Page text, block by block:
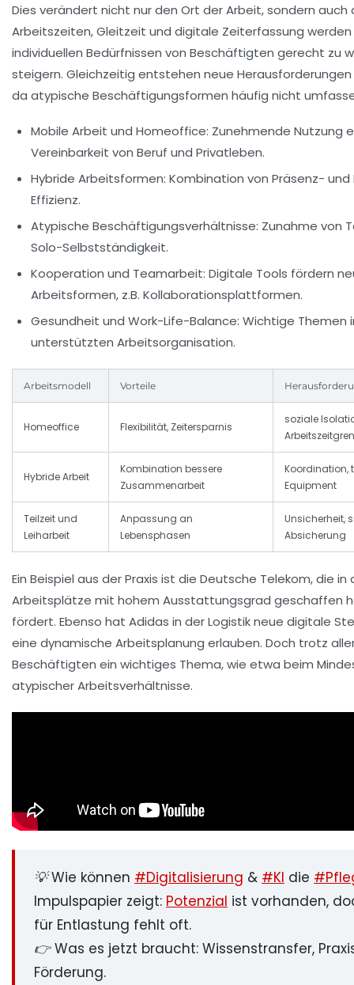
Dies verändert nicht nur den Ort der Arbeit, sondern auch
Arbeitszeiten, Gleitzeit und digitale Zeiterfassung
individuellen Bedürfnissen von Beschäftigten gerecht zu
steigern. Gleichzeitig entstehen neue Herausforderungen
da atypische Beschäftigungsformen häufig nicht
Mobile Arbeit und Homeoffice: Zunehmende Nutzung
Vereinbarkeit von Beruf und Privatleben.
Hybride Arbeitsformen: Kombination von Präsenz-
Effizienz.
Atypische Beschäftigungsverhältnisse: Zunahme von
Solo-Selbstständigkeit.
Kooperation und Teamarbeit: Digitale Tools fördern
Arbeitsformen, z.B. Kollaborationsplattformen.
Gesundheit und Work-Life-Balance: Wichtige Themen
unterstützten Arbeitsorganisation.
Arbeitsmodell Vorteile
Homeoffice Flexibilität, Zeitersparnis
soziale
Hybride Arbeit
Kombination bessere
Zusammenarbeit
Koordination,
Equipment
Teilzeit und
Leiharbeit
Anpassung an
Lebensphasen
Unsicherheit,
Absicherung
Ein Beispiel aus der Praxis ist die Deutsche Telekom, die
Arbeitsplätze mit hohem Ausstattungsgrad geschaffen
fördert. Ebenso hat Adidas in der Logistik neue digitale
eine dynamische Arbeitsplanung erlauben. Doch trotz
Beschäftigten ein wichtiges Thema, wie etwa beim
atypischer Arbeitsverhältnisse.
💡 Wie können #Digitalisierung & #KI die
Impulspapier zeigt: Potenzial ist vorhanden,
für Entlastung fehlt oft.
👉 Was es jetzt braucht: Wissenstransfer,
Förderung.